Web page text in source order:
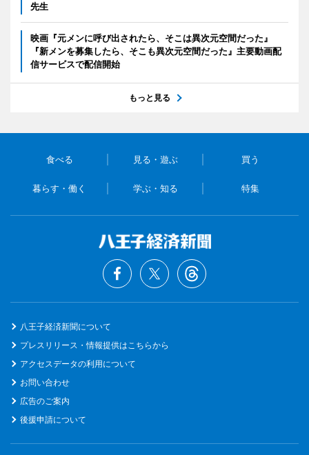
先生
映画『元メンに呼び出されたら、そこは異次元空間だった』
『新メンを募集したら、そこも異次元空間だった』主要動画配
信サービスで配信開始
もっと見る
食べる 見る・遊ぶ 買う
暮らす・働く 学ぶ・知る 特集
八王子経済新聞について
プレスリリース・情報提供はこちらから
アクセスデータの利用について
お問い合わせ
広告のご案内
後援申請について